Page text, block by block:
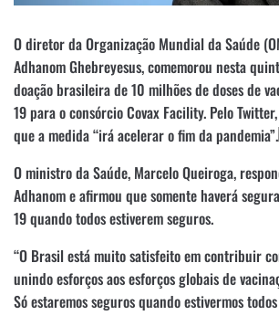
O diretor da Organização Mundial da Saúde
Adhanom Ghebreyesus, comemorou nesta
doação brasileira de 10 milhões de doses de
19 para o consórcio Covax Facility. Pelo
que a medida “irá acelerar o fim da pandemia”.
O ministro da Saúde, Marcelo Queiroga,
Adhanom e afirmou que somente haverá
19 quando todos estiverem seguros.
“O Brasil está muito satisfeito em contribuir
unindo esforços aos esforços globais de
Só estaremos seguros quando estivermos